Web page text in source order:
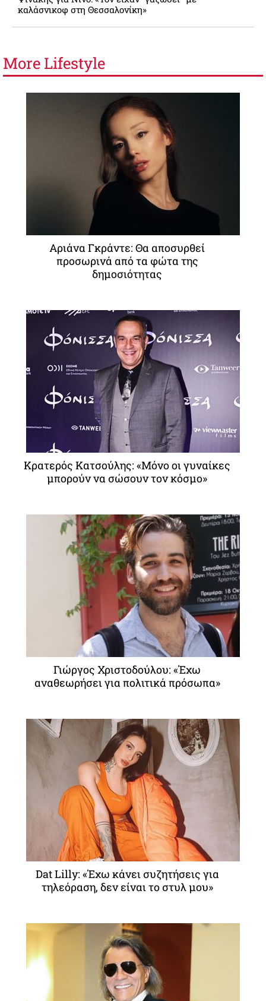
καλάσνικοφ στη Θεσσαλονίκη»
More Lifestyle
Αριάνα Γκράντε: Θα αποσυρθεί
προσωρινά από τα φώτα της
δημοσιότητας
Κρατερός Κατσούλης: «Μόνο οι γυναίκες
μπορούν να σώσουν τον κόσμο»
Γιώργος Χριστοδούλου: «Έχω
αναθεωρήσει για πολιτικά πρόσωπα»
Dat Lilly: «Έχω κάνει συζητήσεις για
τηλεόραση, δεν είναι το στυλ μου»